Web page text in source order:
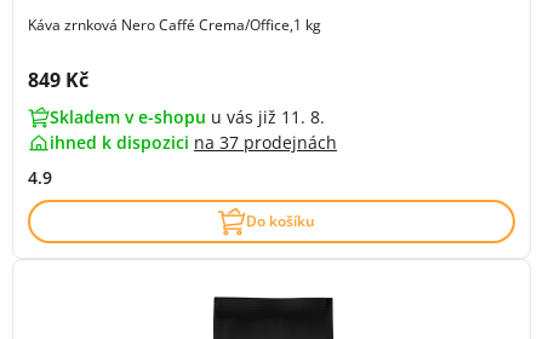
Káva zrnková Nero Caffé Crema/Office,1 kg
Cena s DPH:
849 Kč
Skladem v e-shopu u vás již 11. 8.
ihned k dispozici na 37 prodejnách
4.9
Do košíku